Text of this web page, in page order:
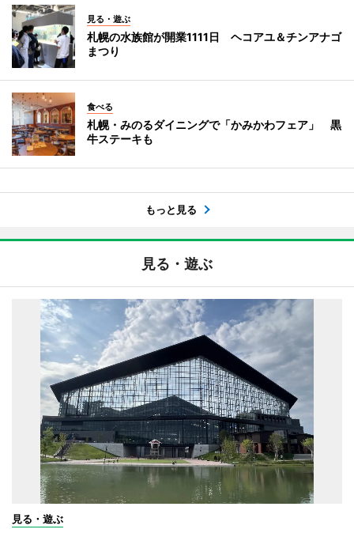
見る・遊ぶ
札幌の水族館が開業1111日 ヘコアユ＆チンアナゴ
まつり
食べる
札幌・みのるダイニングで「かみかわフェア」 黒
牛ステーキも
もっと見る
見る・遊ぶ
見る・遊ぶ